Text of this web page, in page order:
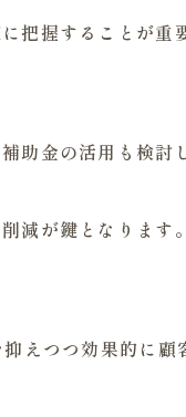
把握することが重
助金の活用も検討
減が鍵となりま
えつつ効果的に